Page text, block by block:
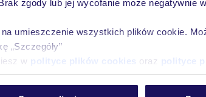
zgody lub jej wycofanie może negatywnie
umieszczenie wszystkich plików cookie.
„Szczegóły”
w polityce plików cookies oraz polityce